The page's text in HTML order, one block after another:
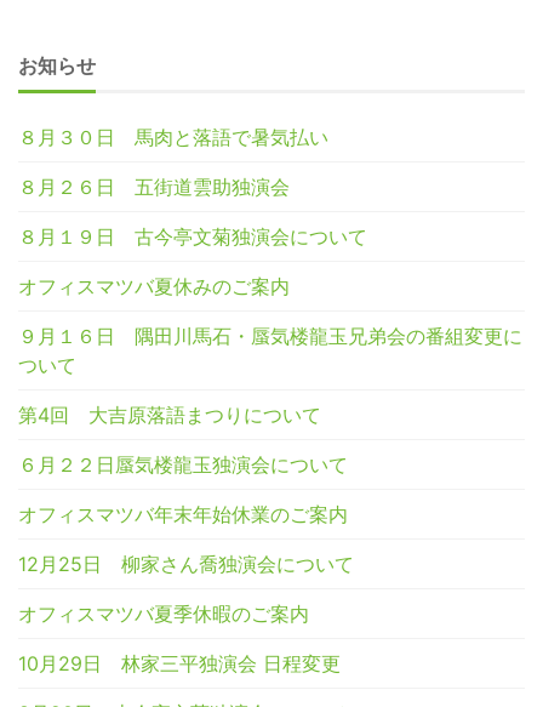
お知らせ
８月３０日 馬肉と落語で暑気払い
８月２６日 五街道雲助独演会
８月１９日 古今亭文菊独演会について
オフィスマツバ夏休みのご案内
９月１６日 隅田川馬石・蜃気楼龍玉兄弟会の番組変更に
ついて
第4回 大吉原落語まつりについて
６月２２日蜃気楼龍玉独演会について
オフィスマツバ年末年始休業のご案内
12月25日 柳家さん喬独演会について
オフィスマツバ夏季休暇のご案内
10月29日 林家三平独演会 日程変更